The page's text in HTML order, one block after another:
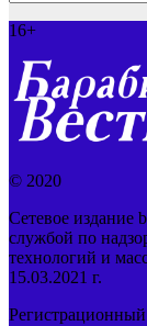
16+
© 2020
Сетевое издание
службой по
технологий и
15.03.2021 г.